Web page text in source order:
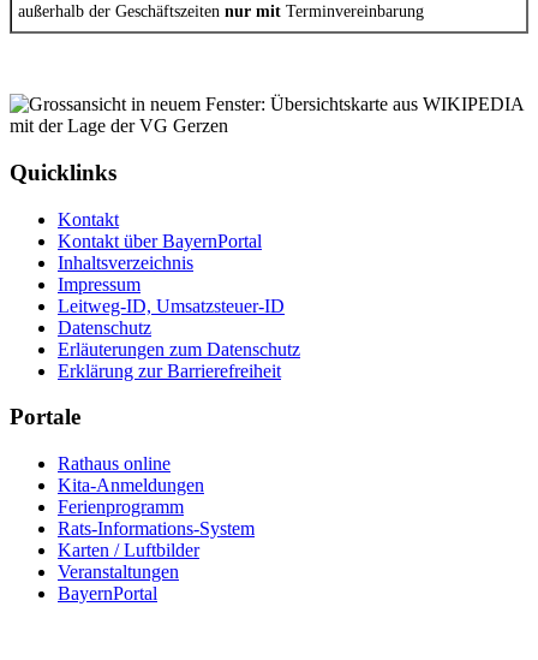
außerhalb der Geschäftszeiten nur mit Terminvereinbarung
Quicklinks
Kontakt
Kontakt über BayernPortal
Inhaltsverzeichnis
Impressum
Leitweg-ID, Umsatzsteuer-ID
Datenschutz
Erläuterungen zum Datenschutz
Erklärung zur Barrierefreiheit
Portale
Rathaus online
Kita-Anmeldungen
Ferienprogramm
Rats-Informations-System
Karten / Luftbilder
Veranstaltungen
BayernPortal